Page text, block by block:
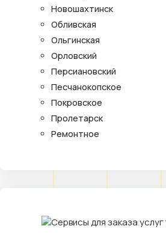
Новошахтинск
Обливская
Ольгинская
Орловский
Персиановский
Песчанокопское
Покровское
Пролетарск
Ремонтное